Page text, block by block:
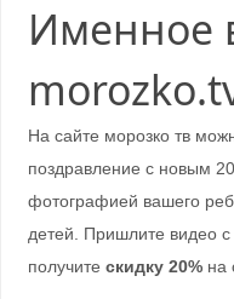
Именное
На сайте морозко тв
поздравление с новым
фотографией вашего
детей. Пришлите видео
получите скидку 20%на